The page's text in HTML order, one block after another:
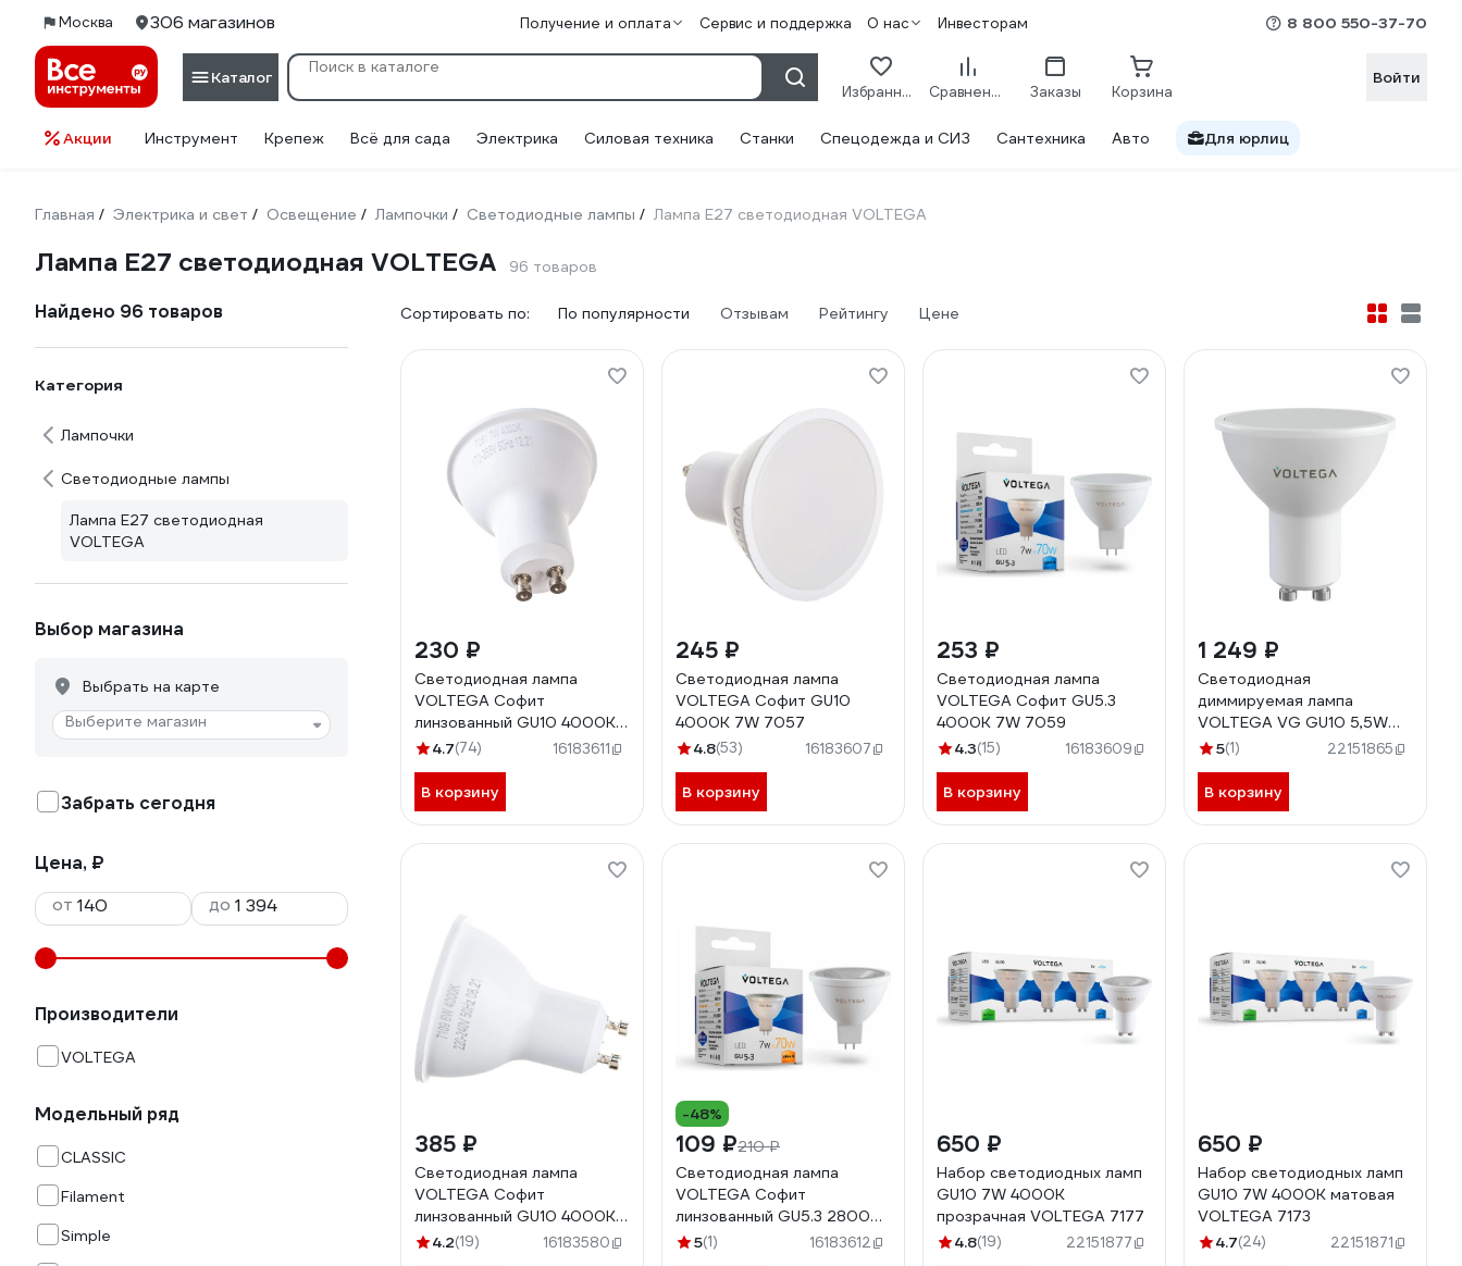
Москва 306 магазинов Получение и оплата Сервис и поддержка О нас Инвесторам 8 800 550-37-70
Каталог
Избранное Сравнение Заказы Корзина
Войти
Акции Инструмент Крепеж Всё для сада Электрика Силовая техника Станки Спецодежда и СИЗ Сантехника Авто Для юрлиц
Главная / Электрика и свет / Освещение / Лампочки / Светодиодные лампы / Лампа E27 светодиодная VOLTEGA
Лампа E27 светодиодная VOLTEGA 96 товаров
Найдено 96 товаров
Категория
Лампочки
Светодиодные лампы
Лампа E27 светодиодная
VOLTEGA
Выбор магазина
Выбрать на карте
Выберите магазин
Забрать сегодня
Цена, ₽
от
до
Производители
VOLTEGA
Модельный ряд
CLASSIC
Filament
Simple
Сортировать по: По популярности Отзывам Рейтингу Цене
230 ₽
Светодиодная лампа
VOLTEGA Софит
линзованный GU10 4000К
7W 7061
4.7(74) 16183611
В корзину
245 ₽
Светодиодная лампа
VOLTEGA Софит GU10
4000К 7W 7057
4.8(53) 16183607
В корзину
253 ₽
Светодиодная лампа
VOLTEGA Софит GU5.3
4000К 7W 7059
4.3(15) 16183609
В корзину
1 249 ₽
Светодиодная
диммируемая лампа
VOLTEGA VG GU10 5,5W
3000-6500K матовая
5(1) 22151865
В корзину
385 ₽
Светодиодная лампа
VOLTEGA Софит
линзованный GU10 4000К
6W диммируемый 7109
4.2(19) 16183580
-48%
109 ₽210 ₽
Светодиодная лампа
VOLTEGA Софит
линзованный GU5.3 2800К
7W 7062
5(1) 16183612
650 ₽
Набор светодиодных ламп
GU10 7W 4000К
прозрачная VOLTEGA 7177
4.8(19) 22151877
650 ₽
Набор светодиодных ламп
GU10 7W 4000К матовая
VOLTEGA 7173
4.7(24) 22151871